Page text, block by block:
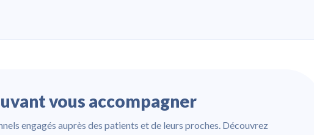
vous accompagner
engagés auprès des patients et de leurs proches. Découvrez